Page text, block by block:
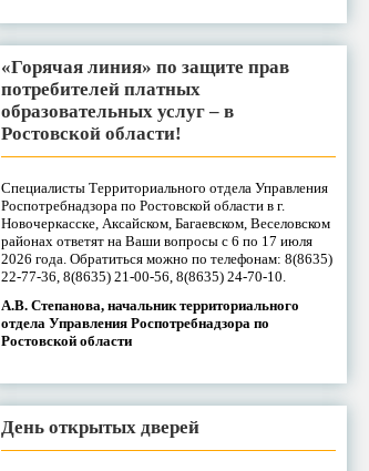
«Горячая линия» по защите прав
потребителей платных
образовательных услуг – в
Ростовской области!
Специалисты Территориального отдела Управления
Роспотребнадзора по Ростовской области в г.
Новочеркасске, Аксайском, Багаевском, Веселовском
районах ответят на Ваши вопросы с 6 по 17 июля
2026 года. Обратиться можно по телефонам: 8(8635)
22-77-36, 8(8635) 21-00-56, 8(8635) 24-70-10.
А.В. Степанова, начальник территориального
отдела Управления Роспотребнадзора по
Ростовской области
День открытых дверей